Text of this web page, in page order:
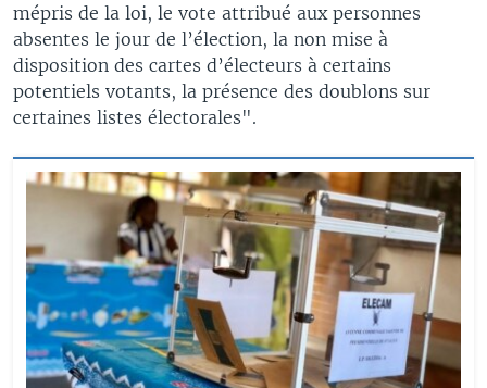
mépris de la loi, le vote attribué aux personnes
absentes le jour de l’élection, la non mise à
disposition des cartes d’électeurs à certains
potentiels votants, la présence des doublons sur
certaines listes électorales".